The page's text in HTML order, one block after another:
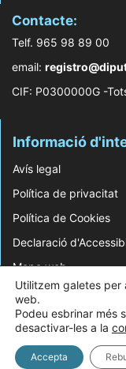
Contacte:
Telf. 965 98 89 00
email:
CIF: P0300000G -
Informació
Avís legal
Política de privacitat
Política de Cookies
Declaració
Mapa web
© 2026 Web
Utilitzem galetes per
web.
Podeu esbrinar més
desactivar-les a la
Accepta